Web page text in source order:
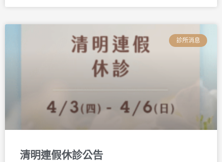
診所消息
清明連假休診公告